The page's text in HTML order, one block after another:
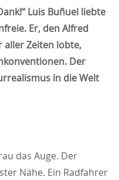
Luis Buñuel liebte
Er, den Alfred
aller Zeiten lobte,
Der
in die Welt
das Auge. Der
Nähe. Ein Radfahrer